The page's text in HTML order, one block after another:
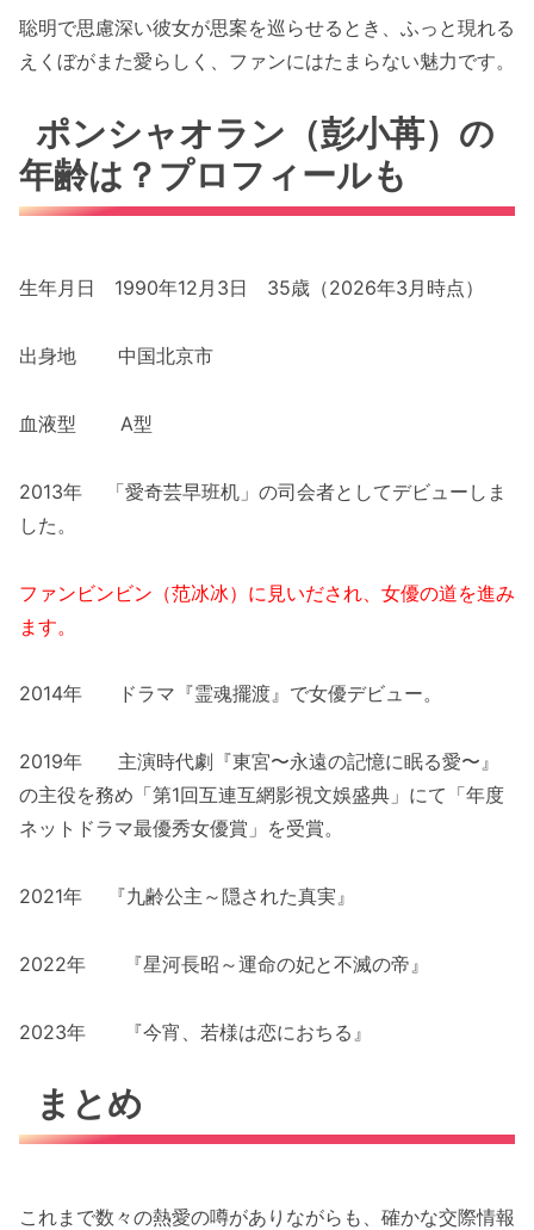
聡明で思慮深い彼女が思案を巡らせるとき、ふっと現れる
えくぼがまた愛らしく、ファンにはたまらない魅力です。
ポンシャオラン（彭小苒）の
年齢は？プロフィールも
生年月日 1990年12月3日 35歳（2026年3月時点）
出身地 中国北京市
血液型 A型
2013年 「愛奇芸早班机」の司会者としてデビューしま
した。
ファンビンビン（范冰冰）に見いだされ、女優の道を進み
ます。
2014年 ドラマ『霊魂擺渡』で女優デビュー。
2019年 主演時代劇『東宮〜永遠の記憶に眠る愛〜』
の主役を務め「第1回互連互網影視文娛盛典」にて「年度
ネットドラマ最優秀女優賞」を受賞。
2021年 『九齢公主～隠された真実』
2022年 『星河長昭～運命の妃と不滅の帝』
2023年 『今宵、若様は恋におちる』
まとめ
これまで数々の熱愛の噂がありながらも、確かな交際情報